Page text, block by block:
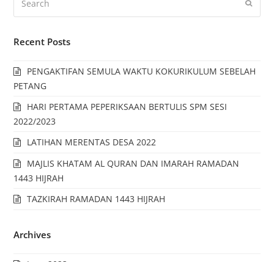
Recent Posts
PENGAKTIFAN SEMULA WAKTU KOKURIKULUM SEBELAH
PETANG
HARI PERTAMA PEPERIKSAAN BERTULIS SPM SESI
2022/2023
LATIHAN MERENTAS DESA 2022
MAJLIS KHATAM AL QURAN DAN IMARAH RAMADAN
1443 HIJRAH
TAZKIRAH RAMADAN 1443 HIJRAH
Archives